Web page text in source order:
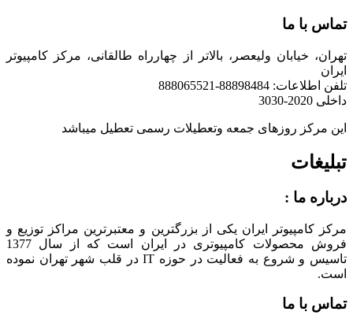
تماس با ما
تهران، خیابان ولیعصر، بالاتر از چهارراه طالقانی، مرکز کامپیوتر
ایران
تلفن اطلاعات: 88898484-888065521
داخلی 2020-3030
این مرکز روزهای جمعه وتعطیلات رسمی تعطیل میباشد
تبلیغات
درباره ما :
مرکز کامپیوتر ایران یکی از بزرگترین و معتبرترین مراکز توزیع و
فروش محصولات کامپیوتری در ایران است که از سال 1377
تاسیس و شروع به فعالیت در حوزه IT در قلب شهر تهران نموده
است.
تماس با ما